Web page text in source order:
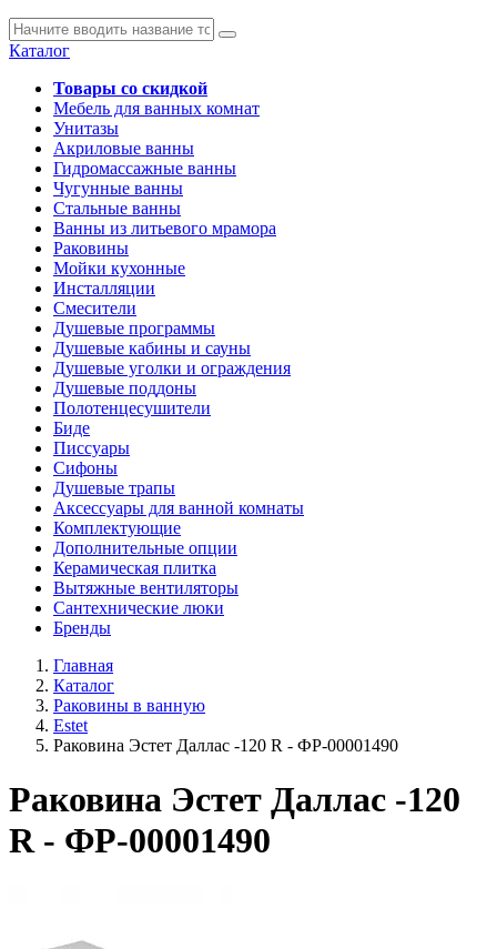
Каталог
Товары со скидкой
Мебель для ванных комнат
Унитазы
Акриловые ванны
Гидромассажные ванны
Чугунные ванны
Стальные ванны
Ванны из литьевого мрамора
Раковины
Мойки кухонные
Инсталляции
Смесители
Душевые программы
Душевые кабины и сауны
Душевые уголки и ограждения
Душевые поддоны
Полотенцесушители
Биде
Писсуары
Сифоны
Душевые трапы
Аксессуары для ванной комнаты
Комплектующие
Дополнительные опции
Керамическая плитка
Вытяжные вентиляторы
Сантехнические люки
Бренды
Главная
Каталог
Раковины в ванную
Estet
Раковина Эстет Даллас -120 R - ФР-00001490
Раковина Эстет Даллас -120
R - ФР-00001490